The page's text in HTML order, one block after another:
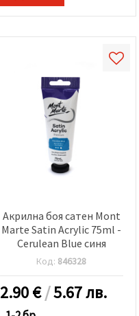
Акрилна боя сатен Mont
Marte Satin Acrylic 75ml -
Cerulean Blue синя
Код: 846328
2.90€/5.67 лв.